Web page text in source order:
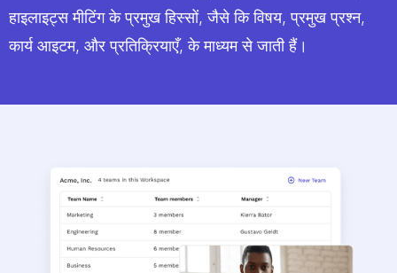
हाइलाइट्स मीटिंग के प्रमुख हिस्सों, जैसे कि विषय, प्रमुख प्रश्न,
कार्य आइटम, और प्रतिक्रियाएँ, के माध्यम से जाती हैं।